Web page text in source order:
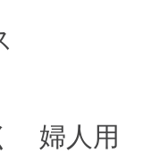
婦人用